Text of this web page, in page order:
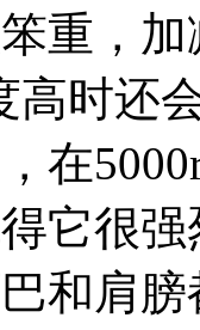
重，
高时还
在
它很
和肩